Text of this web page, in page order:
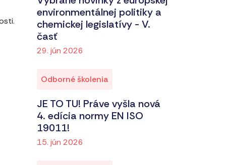
environmentálnej politiky a
chemickej legislatívy - V.
časť
29. jún 2026
Odborné školenia
JE TO TU! Práve vyšla nová
4. edícia normy EN ISO
19011!
15. jún 2026